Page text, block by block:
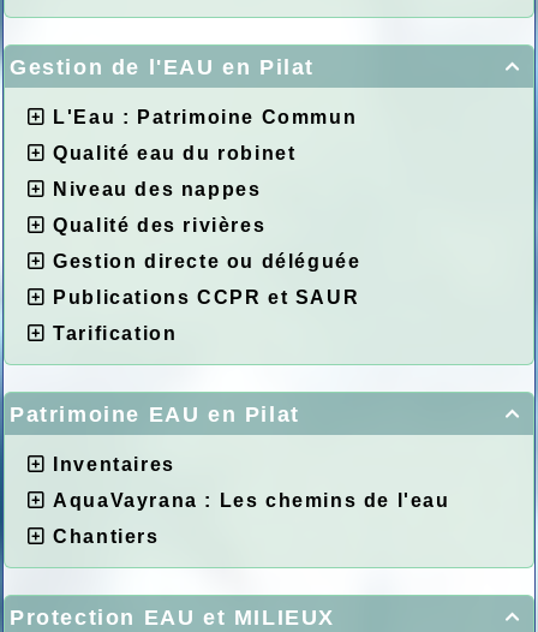

Gestion de l'EAU en Pilat
L'Eau : Patrimoine Commun
Qualité eau du robinet
Niveau des nappes
Qualité des rivières
Gestion directe ou déléguée
Publications CCPR et SAUR
Tarification

Patrimoine EAU en Pilat
Inventaires
AquaVayrana : Les chemins de l'eau
Chantiers

Protection EAU et MILIEUX